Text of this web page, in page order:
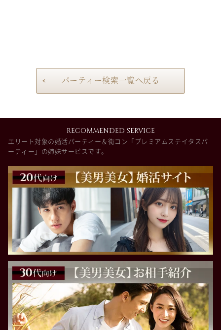
パーティー検索一覧へ戻る
RECOMMENDED SERVICE
エリート対象の婚活パーティー＆街コン「プレミアムステイタスパ
ーティー」の姉妹サービスです。